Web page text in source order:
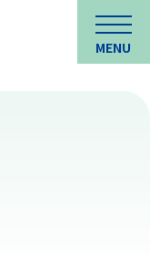
MENU